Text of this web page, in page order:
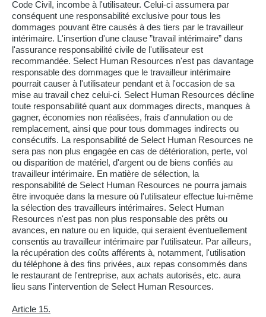
Code Civil, incombe à l'utilisateur. Celui-ci assumera par
conséquent une responsabilité exclusive pour tous les
dommages pouvant être causés à des tiers par le travailleur
intérimaire. L'insertion d'une clause ”travail intérimaire” dans
l'assurance responsabilité civile de l'utilisateur est
recommandée. Select Human Resources n'est pas davantage
responsable des dommages que le travailleur intérimaire
pourrait causer à l'utilisateur pendant et à l'occasion de sa
mise au travail chez celui-ci. Select Human Resources décline
toute responsabilité quant aux dommages directs, manques à
gagner, économies non réalisées, frais d'annulation ou de
remplacement, ainsi que pour tous dommages indirects ou
consécutifs. La responsabilité de Select Human Resources ne
sera pas non plus engagée en cas de détérioration, perte, vol
ou disparition de matériel, d'argent ou de biens confiés au
travailleur intérimaire. En matière de sélection, la
responsabilité de Select Human Resources ne pourra jamais
être invoquée dans la mesure où l'utilisateur effectue lui-même
la sélection des travailleurs intérimaires. Select Human
Resources n'est pas non plus responsable des prêts ou
avances, en nature ou en liquide, qui seraient éventuellement
consentis au travailleur intérimaire par l'utilisateur. Par ailleurs,
la récupération des coûts afférents à, notamment, l'utilisation
du téléphone à des fins privées, aux repas consommés dans
le restaurant de l'entreprise, aux achats autorisés, etc. aura
lieu sans l'intervention de Select Human Resources.
Article 15.